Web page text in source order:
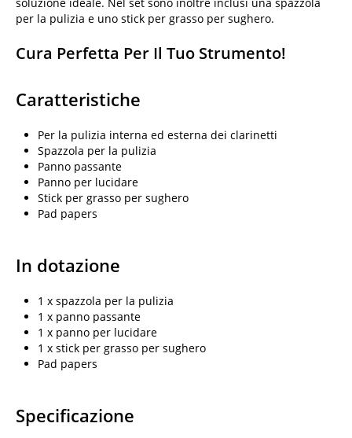
per la pulizia e uno stick per grasso per sughero.
Cura Perfetta Per Il Tuo Strumento!
Caratteristiche
Per la pulizia interna ed esterna dei clarinetti
Spazzola per la pulizia
Panno passante
Panno per lucidare
Stick per grasso per sughero
Pad papers
In dotazione
1 x spazzola per la pulizia
1 x panno passante
1 x panno per lucidare
1 x stick per grasso per sughero
Pad papers
Specificazione